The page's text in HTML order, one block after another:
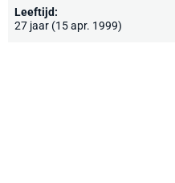
Leeftijd:
27 jaar (15 apr. 1999)